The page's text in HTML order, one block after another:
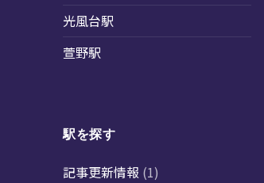
光風台駅
萱野駅
駅を探す
記事更新情報 (1)